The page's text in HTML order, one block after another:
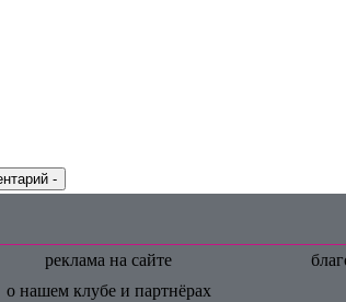
реклама на сайте
о нашем клубе и партнёрах